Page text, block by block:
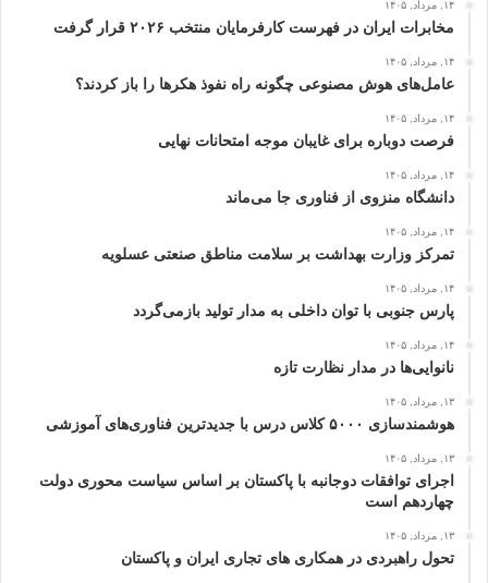
۱۴, مرداد, ۱۴۰۵
مخابرات ایران در فهرست کارفرمایان منتخب ۲۰۲۶ قرار گرفت
۱۴, مرداد, ۱۴۰۵
عامل‌های هوش مصنوعی چگونه راه نفوذ هکرها را باز کردند؟
۱۴, مرداد, ۱۴۰۵
فرصت دوباره برای غایبان موجه امتحانات نهایی
۱۴, مرداد, ۱۴۰۵
دانشگاه منزوی از فناوری جا می‌ماند
۱۴, مرداد, ۱۴۰۵
تمرکز وزارت بهداشت بر سلامت مناطق صنعتی عسلویه
۱۴, مرداد, ۱۴۰۵
پارس جنوبی با توان داخلی به مدار تولید بازمی‌گردد
۱۴, مرداد, ۱۴۰۵
نانوایی‌ها در مدار نظارت تازه
۱۳, مرداد, ۱۴۰۵
هوشمندسازی ۵۰۰۰ کلاس درس با جدیدترین فناوری‌های آموزشی
۱۳, مرداد, ۱۴۰۵
اجرای توافقات دوجانبه با پاکستان بر اساس سیاست محوری دولت
چهاردهم است
۱۳, مرداد, ۱۴۰۵
تحول راهبردی در همکاری های تجاری ایران و پاکستان